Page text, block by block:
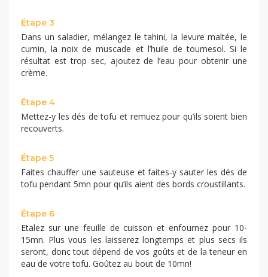
Étape 3
Dans un saladier, mélangez le tahini, la levure maltée, le
cumin, la noix de muscade et l’huile de tournesol. Si le
résultat est trop sec, ajoutez de l’eau pour obtenir une
crème.
Étape 4
Mettez-y les dés de tofu et remuez pour qu’ils soient bien
recouverts.
Étape 5
Faites chauffer une sauteuse et faites-y sauter les dés de
tofu pendant 5mn pour qu’ils aient des bords croustillants.
Étape 6
Etalez sur une feuille de cuisson et enfournez pour 10-
15mn. Plus vous les laisserez longtemps et plus secs ils
seront, donc tout dépend de vos goûts et de la teneur en
eau de votre tofu. Goûtez au bout de 10mn!